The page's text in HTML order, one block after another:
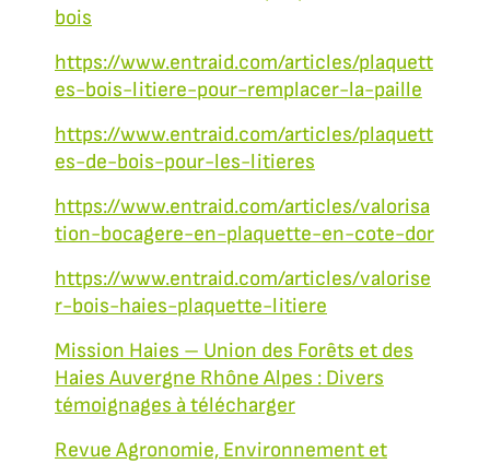
bois
https://www.entraid.com/articles/plaquett
es-bois-litiere-pour-remplacer-la-paille
https://www.entraid.com/articles/plaquett
es-de-bois-pour-les-litieres
https://www.entraid.com/articles/valorisa
tion-bocagere-en-plaquette-en-cote-dor
https://www.entraid.com/articles/valorise
r-bois-haies-plaquette-litiere
Mission Haies – Union des Forêts et des
Haies Auvergne Rhône Alpes : Divers
témoignages à télécharger
Revue Agronomie, Environnement et